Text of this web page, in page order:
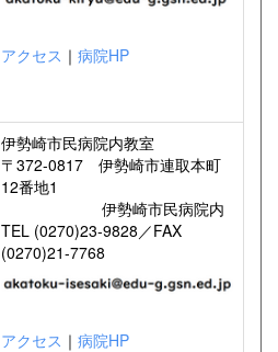
アクセス ｜ 病院HP
伊勢崎市民病院内教室
〒372-0817 伊勢崎市連取本町
12番地1
伊勢崎市民病院内
TEL (0270)23-9828／FAX
(0270)21-7768
アクセス ｜ 病院HP